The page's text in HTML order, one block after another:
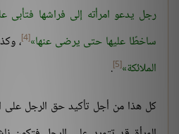
رجل يدعو امرأته إلى فراشها فتأبى
ساخطًا عليها حتى يرضى عنها [4] ،
الملائكة [5]
.
كل هذا من أجل تأكيد حق الرجل على